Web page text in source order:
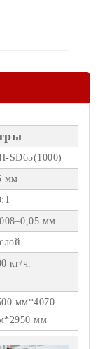
SD65(1000)
мм
мм
кг/ч.
мм*4070
мм